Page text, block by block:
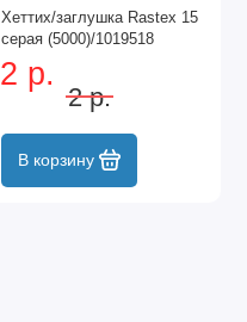
Хеттих/заглушка Rastex 15
серая (5000)/1019518
2 р.
2 р.
В корзину